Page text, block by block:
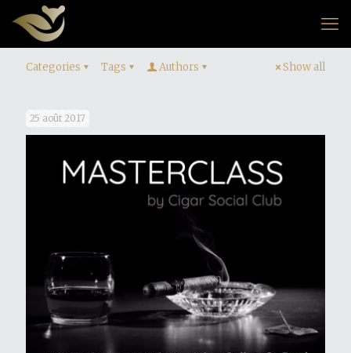
Categories Tags Authors Show all
25 août 2017